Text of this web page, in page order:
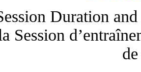
Duration
Session